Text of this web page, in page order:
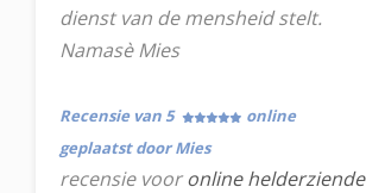
dienst van de mensheid stelt.
Namasè Mies
Recensie van 5
online
geplaatst door Mies
recensie vooronline helderziende